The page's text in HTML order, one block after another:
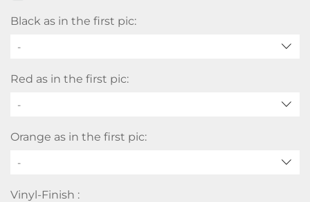
Black as in the first pic:
-
Red as in the first pic:
-
Orange as in the first pic:
-
Vinyl-Finish :